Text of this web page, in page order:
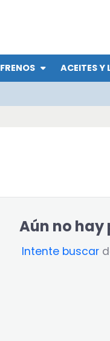
FRENOS ACEITES Y
Aún no
Intente buscar